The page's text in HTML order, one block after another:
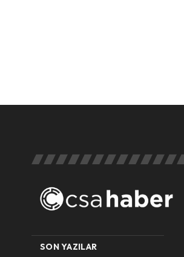
SON YAZILAR